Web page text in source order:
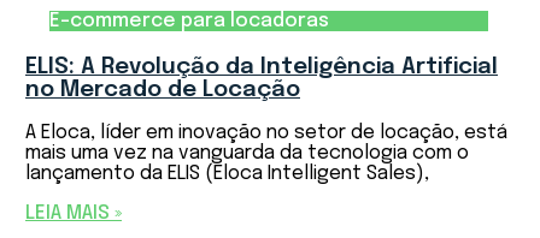
E-commerce para locadoras
ELIS: A Revolução da Inteligência Artificial
no Mercado de Locação
A Eloca, líder em inovação no setor de locação, está
mais uma vez na vanguarda da tecnologia com o
lançamento da ELIS (Eloca Intelligent Sales),
LEIA MAIS »